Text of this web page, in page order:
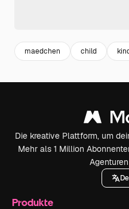
maedchen child
Die kreative Plattform, um
Mehr als 1 Million
Produkte